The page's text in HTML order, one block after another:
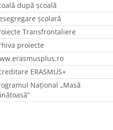
după școală
școlară
Transfrontaliere
proiecte
ERASMUS+
Național „Masă